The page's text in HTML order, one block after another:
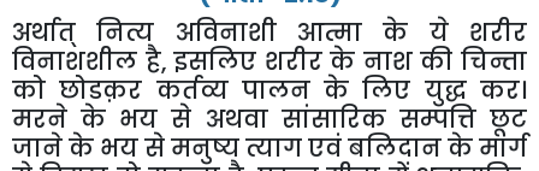
अर्थात्
नित्य अविनाशी आत्मा के ये
शरीर
विनाशशील है,इसलिए शरीर के नाश की चिन्ता
को छोडक़र कर्तव्य पालन के लिए युद्ध कर।
मरने के भय से अथवा सांसारिक सम्पत्ति छूट
जानेके भयसेमनुष्यत्यागएवंबलिदानकेमार्ग